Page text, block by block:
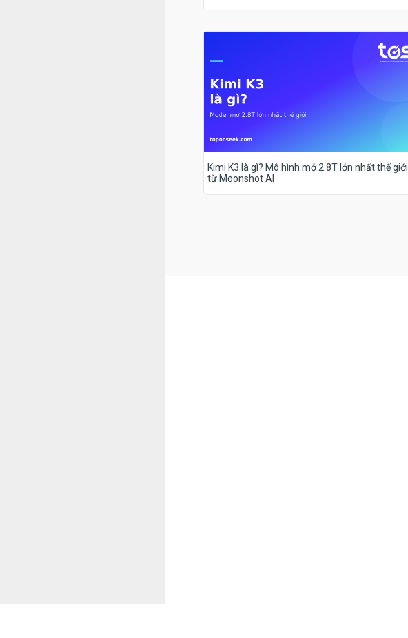
Kimi K3 là gì? Mô hình mở 2.8T lớn nhất thế giới
từ Moonshot AI